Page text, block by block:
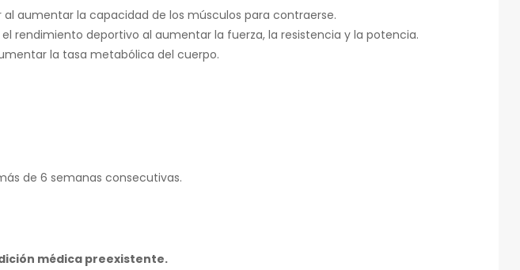
aumentar la capacidad de los músculos para contraerse.
rendimiento deportivo al aumentar la fuerza,la resistencia y la potencia.
la tasa metabólica del cuerpo.
de 6 semanas consecutivas.
médica preexistente.